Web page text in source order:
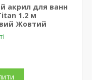
акрил для ванн
1.2 м
Жовтий